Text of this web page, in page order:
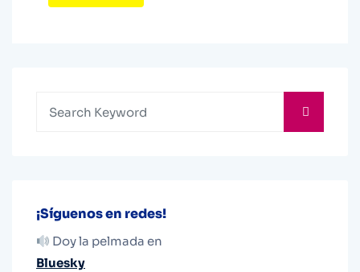
¡Síguenos en redes!
Doy la pelmada en
Bluesky